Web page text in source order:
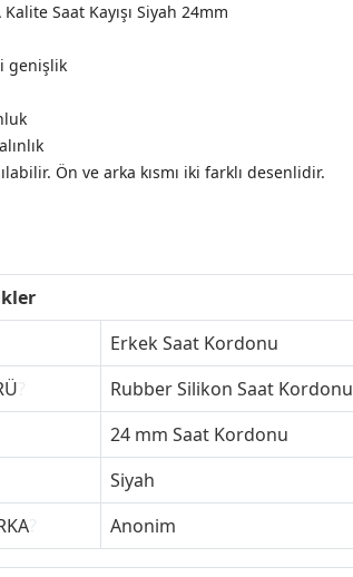
Saat Kayışı Siyah 24mm
genişlik
Ön ve arka kısmı iki farklı desenlidir.
Erkek Saat Kordonu
Rubber Silikon Saat Kordonu
24 mm Saat Kordonu
Siyah
Anonim